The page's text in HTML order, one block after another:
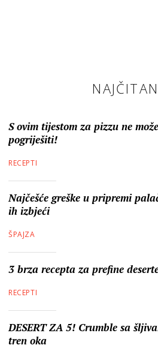
S ovim tijestom za pizzu ne
pogriješiti!
RECEPTI
Najčešće greške u pripremi
ih izbjeći
ŠPAJZA
3 brza recepta za prefine
RECEPTI
DESERT ZA 5! Crumble sa
tren oka